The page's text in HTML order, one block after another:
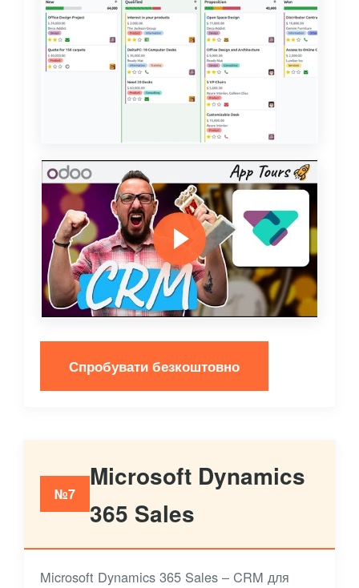
Спробувати безкоштовно
№7
Microsoft Dynamics
365 Sales
Microsoft Dynamics 365 Sales – CRM для